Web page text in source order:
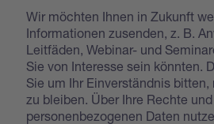
Wir möchten Ihnen in Zukunft
Informationen zusenden, z. B.
Leitfäden, Webinar- und
Sie von Interesse sein könnten.
Sie um Ihr Einverständnis
zu bleiben. Über Ihre Rechte
personenbezogenen Daten